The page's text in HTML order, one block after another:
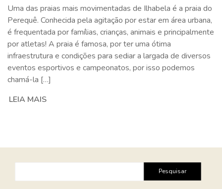
Uma das praias mais movimentadas de Ilhabela é a praia do
Perequê. Conhecida pela agitação por estar em área urbana,
é frequentada por famílias, crianças, animais e principalmente
por atletas! A praia é famosa, por ter uma ótima
infraestrutura e condições para sediar a largada de diversos
eventos esportivos e campeonatos, por isso podemos
chamá-la […]
LEIA MAIS
Pesquisar
por: